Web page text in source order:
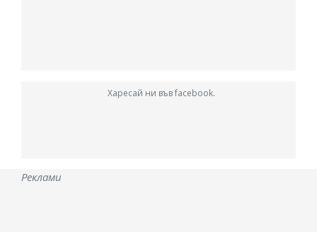
Харесай ни във facebook.
Реклами